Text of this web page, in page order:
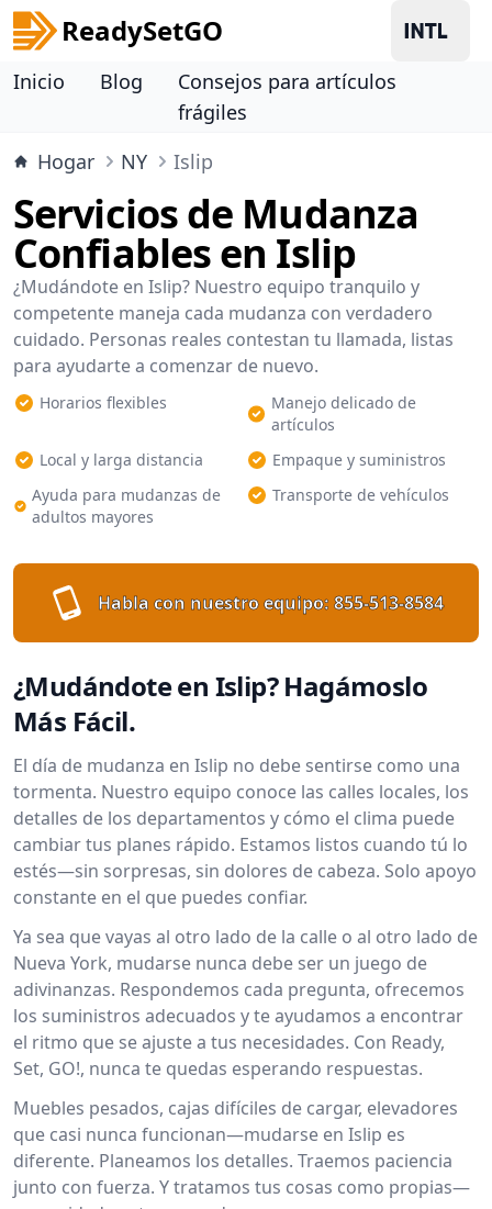
ReadySetGO
Inicio Blog
Consejos para artículos
frágiles
Hogar
NY Islip
Servicios de Mudanza
Confiables en Islip
¿Mudándote en Islip? Nuestro equipo tranquilo y
competente maneja cada mudanza con verdadero
cuidado. Personas reales contestan tu llamada, listas
para ayudarte a comenzar de nuevo.
Horarios flexibles
Manejo delicado de
artículos
Local y larga distancia
Empaque y suministros
Ayuda para mudanzas de
adultos mayores
Transporte de vehículos
Habla con nuestro equipo: 855-513-8584
¿Mudándote en Islip? Hagámoslo
Más Fácil.
El día de mudanza en Islip no debe sentirse como una
tormenta. Nuestro equipo conoce las calles locales, los
detalles de los departamentos y cómo el clima puede
cambiar tus planes rápido. Estamos listos cuando tú lo
estés—sin sorpresas, sin dolores de cabeza. Solo apoyo
constante en el que puedes confiar.
Ya sea que vayas al otro lado de la calle o al otro lado de
Nueva York, mudarse nunca debe ser un juego de
adivinanzas. Respondemos cada pregunta, ofrecemos
los suministros adecuados y te ayudamos a encontrar
el ritmo que se ajuste a tus necesidades. Con Ready,
Set, GO!, nunca te quedas esperando respuestas.
Muebles pesados, cajas difíciles de cargar, elevadores
que casi nunca funcionan—mudarse en Islip es
diferente. Planeamos los detalles. Traemos paciencia
junto con fuerza. Y tratamos tus cosas como propias—